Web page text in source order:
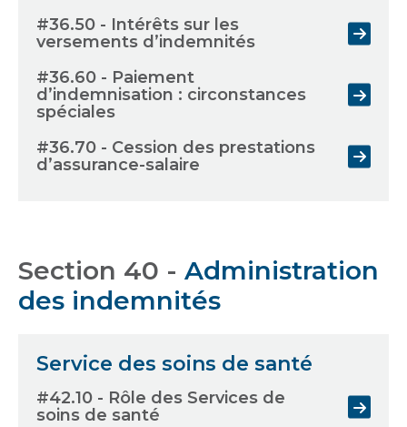
#36.50 - Intérêts sur les
versements d’indemnités
#36.60 - Paiement
d’indemnisation : circonstances
spéciales
#36.70 - Cession des prestations
d’assurance-salaire
Section 40 - Administration
des indemnités
Service des soins de santé
#42.10 - Rôle des Services de
soins de santé